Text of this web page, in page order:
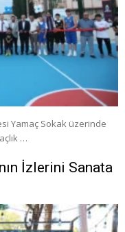
Yamaç Sokak üzerinde
…
İzlerini Sanata